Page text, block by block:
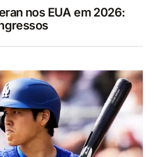
nos EUA em 2026: